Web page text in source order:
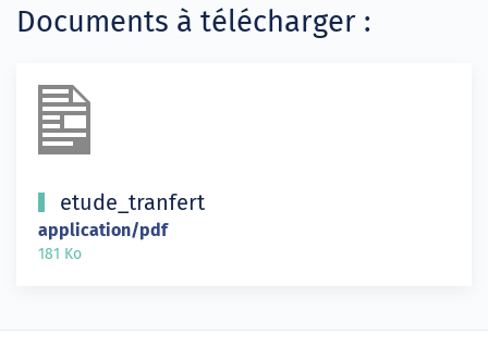
Documents à télécharger :
etude_tranfert
application/pdf
181 Ko